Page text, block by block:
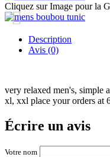
Cliquez sur Image pour la
Description
Avis (0)
very relaxed men's, simple
xl, xxl place your orders at
Écrire un avis
Votre nom